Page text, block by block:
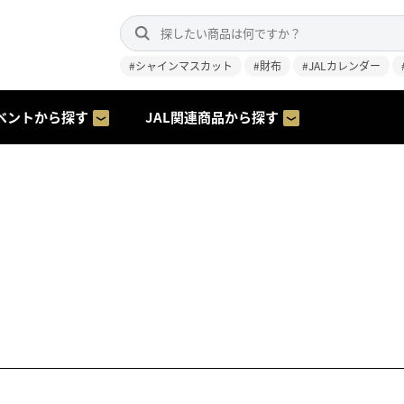
#シャインマスカット #財布 #JALカレンダー
ントから探す JAL関連商品から探す